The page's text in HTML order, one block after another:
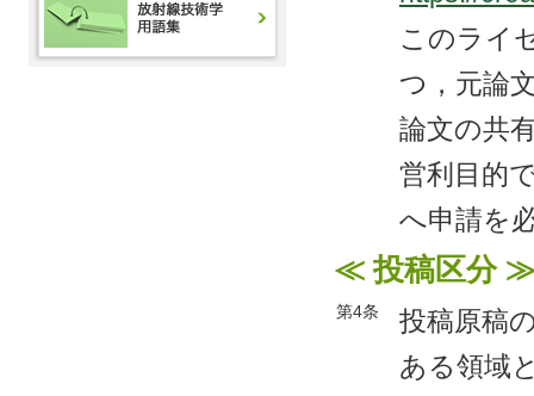
このライ
つ，元論
論文の共
営利目的
へ申請を
≪ 投稿区分
第4条
投稿原稿
ある領域